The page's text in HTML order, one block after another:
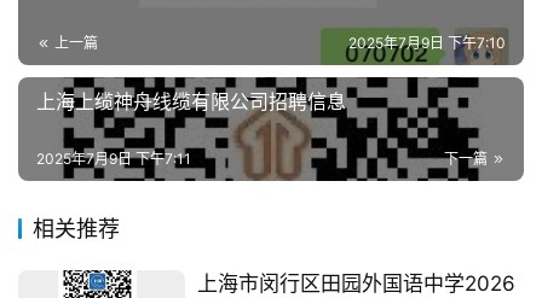
上一篇 2025年7月9日 下午7:10
上海上缆神舟线缆有限公司招聘信息
下一篇
2025年7月9日 下午7:11
相关推荐
上海市闵行区田园外国语中学2026